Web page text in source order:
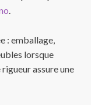
.
: emballage,
lorsque
assure une